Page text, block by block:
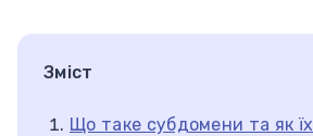
Зміст
Що таке субдомени та як їх